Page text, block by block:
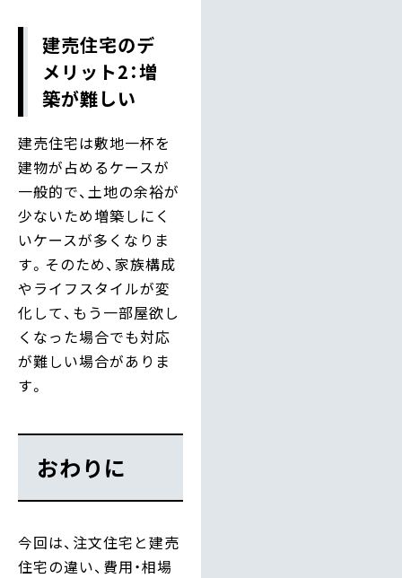
建売住宅のデ
メリット2：増
築が難しい
建売住宅は敷地一杯を
建物が占めるケースが
一般的で、土地の余裕が
少ないため増築しにく
いケースが多くなりま
す。そのため、家族構成
やライフスタイルが変
化して、もう一部屋欲し
くなった場合でも対応
が難しい場合がありま
す。
おわりに
今回は、注文住宅と建売
住宅の違い、費用・相場